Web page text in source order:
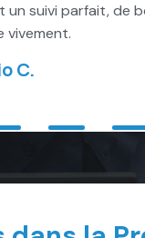
à nos
facilement, je